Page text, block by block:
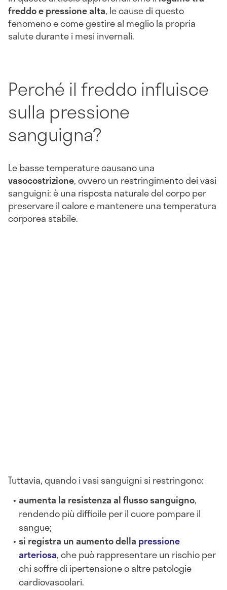
freddo e pressione alta, le cause di questo
fenomeno e come gestire al meglio la propria
salute durante i mesi invernali.
Perché il freddo influisce
sulla pressione
sanguigna?
Le basse temperature causano una
vasocostrizione, ovvero un restringimento dei vasi
sanguigni: è una risposta naturale del corpo per
preservare il calore e mantenere una temperatura
corporea stabile.
Tuttavia, quando i vasi sanguigni si restringono:
aumenta la resistenza al flusso sanguigno,
rendendo più difficile per il cuore pompare il
sangue;
si registra un aumento della pressione
arteriosa, che può rappresentare un rischio per
chi soffre di ipertensione o altre patologie
cardiovascolari.